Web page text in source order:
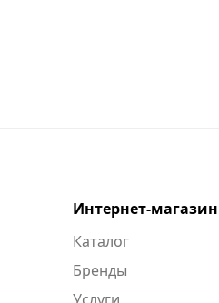
Интернет-магазин
Каталог
Бренды
Услуги